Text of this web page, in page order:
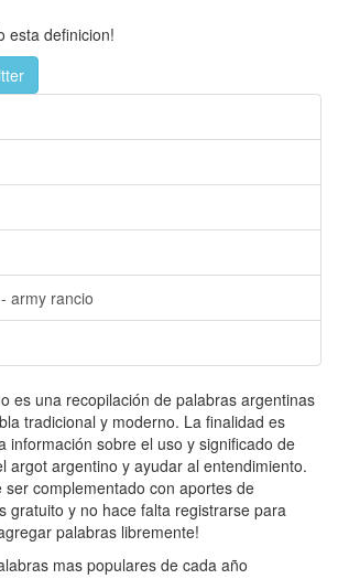
esta definicion!
army rancio
es una recopilación de palabras argentinas
tradicional y moderno. La finalidad es
información sobre el uso y significado de
argot argentino y ayudar al entendimiento.
ser complementado con aportes de
gratuito y no hace falta registrarse para
palabras libremente!
mas populares de cada año